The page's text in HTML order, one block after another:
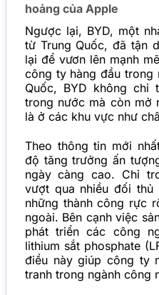
hoảng của Apple
Ngược lại, BYD, một
từ Trung Quốc, đã tận
lại để vươn lên mạnh
công ty hàng đầu trong
Quốc, BYD không chỉ
trong nước mà còn mở
là ở các khu vực như
Theo thông tin mới
độ tăng trưởng ấn
ngày càng cao. Chỉ
vượt qua nhiều đối
những thành công rực
ngoài. Bên cạnh việc
phát triển các công
lithium sắt phosphate
điều này giúp công ty
tranh trong ngành công